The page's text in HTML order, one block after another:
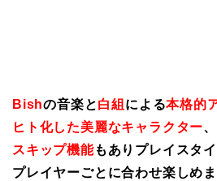
Bishの音楽と白組 による本格的
ヒト化した美麗なキャラクター、
スキップ機能もありプレイスタ
プレイヤーごとに合わせ楽しめま